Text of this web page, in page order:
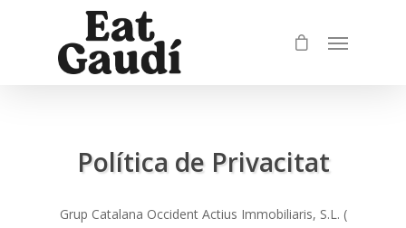
Política de Privacitat
Grup Catalana Occident Actius Immobiliaris, S.L. (